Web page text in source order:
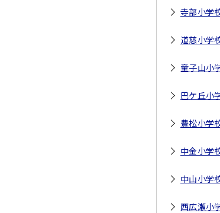
寺部小学
道慈小学
童子山小
巴ケ丘小
豊松小学
中金小学
中山小学
西広瀬小